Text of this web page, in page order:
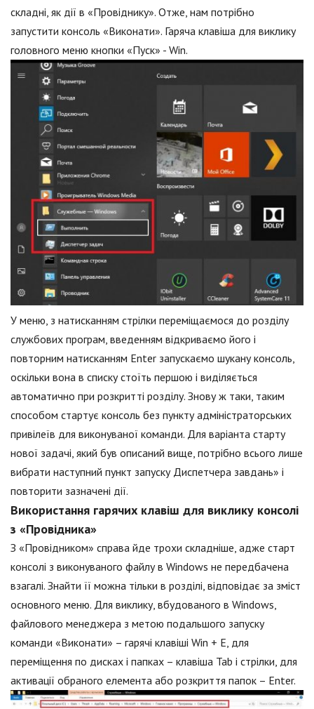
складні, як дії в «Провіднику». Отже, нам потрібно
запустити консоль «Виконати». Гаряча клавіша для виклику
головного меню кнопки «Пуск» - Win.
У меню, з натисканням стрілки переміщаємося до розділу
службових програм, введенням відкриваємо його і
повторним натисканням Enter запускаємо шукану консоль,
оскільки вона в списку стоїть першою і виділяється
автоматично при розкритті розділу. Знову ж таки, таким
способом стартує консоль без пункту адміністраторських
привілеїв для виконуваної команди. Для варіанта старту
нової задачі, який був описаний вище, потрібно всього лише
вибрати наступний пункт запуску Диспетчера завдань» і
повторити зазначені дії.
Використання гарячих клавіш для виклику консолі
з «Провідника»
З «Провідником» справа йде трохи складніше, адже старт
консолі з виконуваного файлу в Windows не передбачена
взагалі. Знайти її можна тільки в розділі, відповідає за зміст
основного меню. Для виклику, вбудованого в Windows,
файлового менеджера з метою подальшого запуску
команди «Виконати» – гарячі клавіші Win + E, для
переміщення по дисках і папках – клавіша Tab і стрілки, для
активації обраного елемента або розкриття папок – Enter.